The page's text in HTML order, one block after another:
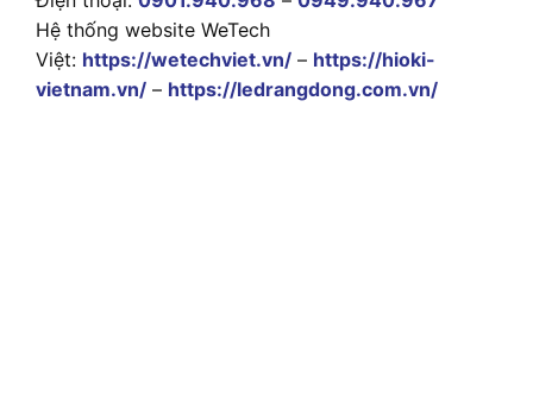
Hệ thống website WeTech
Việt: https://wetechviet.vn/ – https://hioki-
vietnam.vn/ – https://ledrangdong.com.vn/